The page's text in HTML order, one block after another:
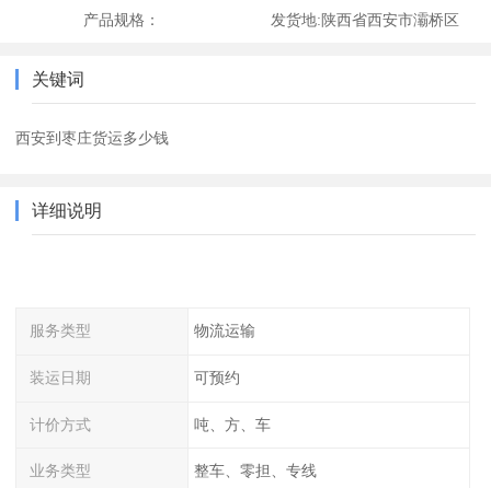
产品规格： 发货地:陕西省西安市灞桥区
关键词
西安到枣庄货运多少钱
详细说明
服务类型 物流运输
装运日期 可预约
计价方式 吨、方、车
业务类型 整车、零担、专线